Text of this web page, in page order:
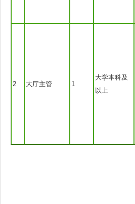
2 大厅主管 1
大学本科及
以上